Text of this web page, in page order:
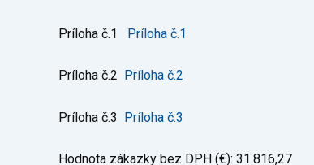
Príloha č.1 Príloha č.1
Príloha č.2 Príloha č.2
Príloha č.3 Príloha č.3
Hodnota zákazky bez DPH (€): 31.816,27